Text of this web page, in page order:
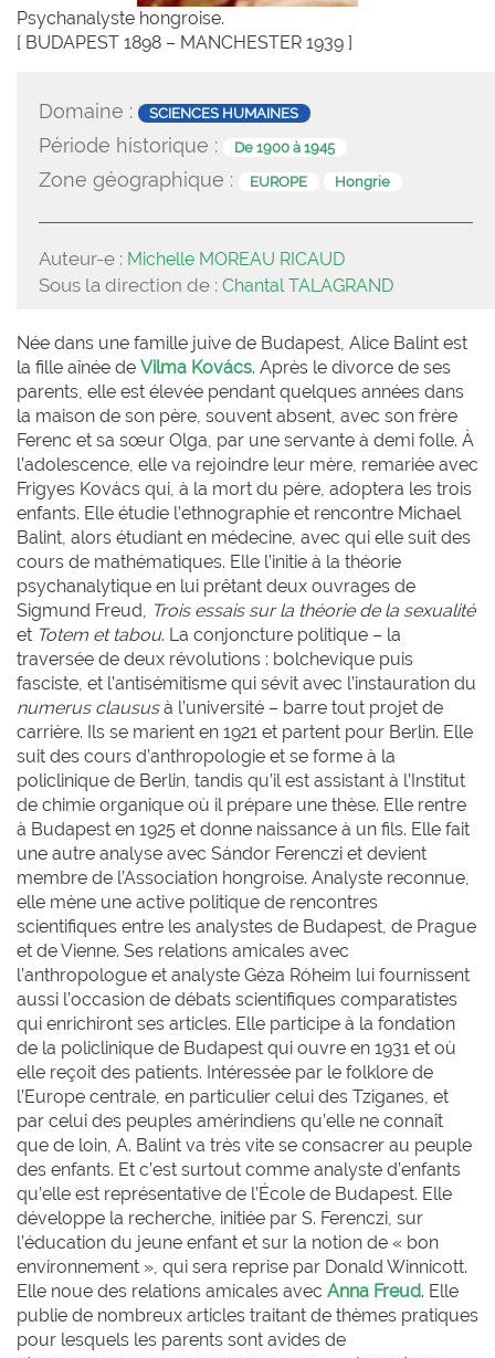
Psychanalyste hongroise.
[ BUDAPEST 1898 – MANCHESTER 1939 ]
Domaine : SCIENCES HUMAINES
Période historique : De 1900 à 1945
Zone géographique : EUROPE Hongrie
Auteur-e : Michelle MOREAU RICAUD
Sous la direction de : Chantal TALAGRAND
Née dans une famille juive de Budapest, Alice Balint est
la fille aînée de Vilma Kovács. Après le divorce de ses
parents, elle est élevée pendant quelques années dans
la maison de son père, souvent absent, avec son frère
Ferenc et sa sœur Olga, par une servante à demi folle. À
l’adolescence, elle va rejoindre leur mère, remariée avec
Frigyes Kovács qui, à la mort du père, adoptera les trois
enfants. Elle étudie l’ethnographie et rencontre Michael
Balint, alors étudiant en médecine, avec qui elle suit des
cours de mathématiques. Elle l’initie à la théorie
psychanalytique en lui prêtant deux ouvrages de
Sigmund Freud, Trois essais sur la théorie de la sexualité
et Totem et tabou. La conjoncture politique – la
traversée de deux révolutions : bolchevique puis
fasciste, et l’antisémitisme qui sévit avec l’instauration du
numerus claususà l’université – barre tout projet de
carrière. Ils se marient en 1921 et partent pour Berlin. Elle
suit des cours d’anthropologie et se forme à la
policlinique de Berlin, tandis qu’il est assistant à l’Institut
de chimie organique où il prépare une thèse. Elle rentre
à Budapest en 1925 et donne naissance à un fils. Elle fait
une autre analyse avec Sándor Ferenczi et devient
membre de l’Association hongroise. Analyste reconnue,
elle mène une active politique de rencontres
scientifiques entre les analystes de Budapest, de Prague
et de Vienne. Ses relations amicales avec
l’anthropologue et analyste Géza Róheim lui fournissent
aussi l’occasion de débats scientifiques comparatistes
qui enrichiront ses articles. Elle participe à la fondation
de la policlinique de Budapest qui ouvre en 1931 et où
elle reçoit des patients. Intéressée par le folklore de
l’Europe centrale, en particulier celui des Tziganes, et
par celui des peuples amérindiens qu’elle ne connaît
que de loin, A. Balint va très vite se consacrer au peuple
des enfants. Et c’est surtout comme analyste d’enfants
qu’elle est représentative de l’École de Budapest. Elle
développe la recherche, initiée par S. Ferenczi, sur
l’éducation du jeune enfant et sur la notion de « bon
environnement », qui sera reprise par Donald Winnicott.
Elle noue des relations amicales avec Anna Freud. Elle
publie de nombreux articles traitant de thèmes pratiques
pour lesquels les parents sont avides de